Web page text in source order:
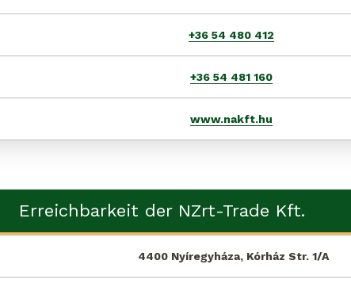
+36 54 480 412
+36 54 481 160
www.nakft.hu
Erreichbarkeit der NZrt-Trade Kft.
4400 Nyíregyháza, Kórház Str. 1/A